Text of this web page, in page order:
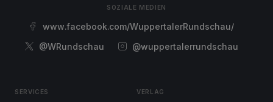
SOZIALE MEDIEN
www.facebook.com/WuppertalerRundschau/
@WRundschau
@wuppertalerrundschau
SERVICES VERLAG